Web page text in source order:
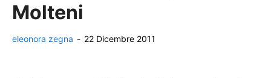
Molteni
eleonora zegna - 22 Dicembre 2011